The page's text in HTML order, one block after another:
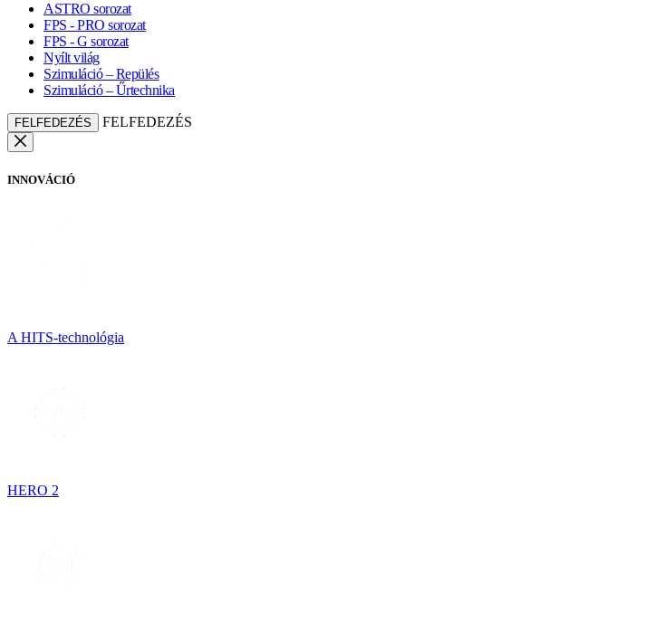
ASTRO sorozat
FPS - PRO sorozat
FPS - G sorozat
Nyílt világ
Szimuláció – Repülés
Szimuláció – Űrtechnika
FELFEDEZÉS FELFEDEZÉS
INNOVÁCIÓ
A HITS-technológia
HERO 2